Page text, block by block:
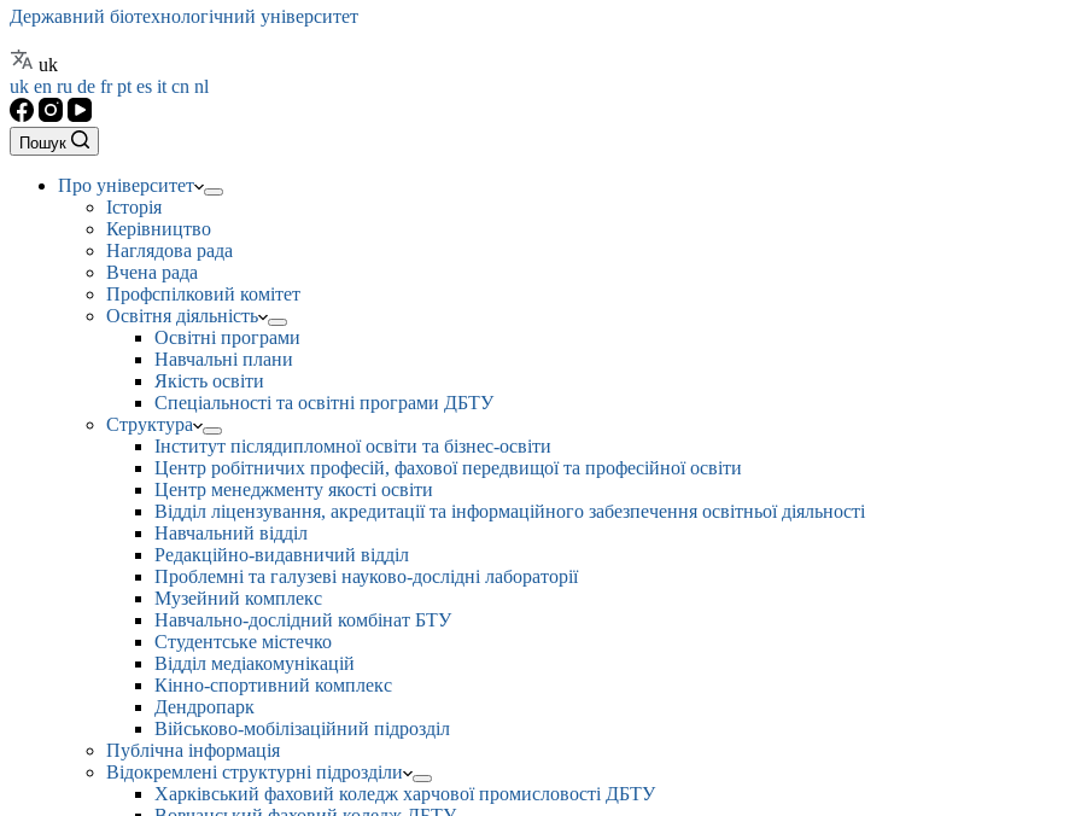
Державний біотехнологічний університет
uk
uk en ru de frpt es it cn nl
Пошук
Про університет
Історія
Керівництво
Наглядова рада
Вчена рада
Профспілковий комітет
Освітня діяльність
Освітні програми
Навчальні плани
Якість освіти
Спеціальності та освітні програми ДБТУ
Структура
Інститут післядипломної освіти та бізнес-освіти
Центр робітничих професій, фахової передвищої та професійної освіти
Центр менеджменту якості освіти
Відділ ліцензування, акредитації та інформаційного забезпечення освітньої діяльності
Навчальний відділ
Редакційно-видавничий відділ
Проблемні та галузеві науково-дослідні лабораторії
Музейний комплекс
Навчально-дослідний комбінат БТУ
Студентське містечко
Відділ медіакомунікацій
Кінно-спортивний комплекс
Дендропарк
Військово-мобілізаційний підрозділ
Публічна інформація
Відокремлені структурні підрозділи
Харківський фаховий коледж харчової промисловості ДБТУ